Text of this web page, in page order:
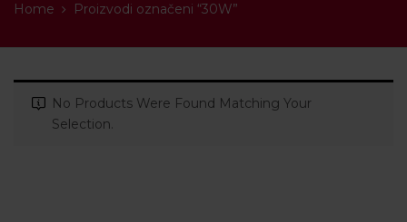
Home Proizvodi označeni “30W”
No Products Were Found Matching Your
Selection.